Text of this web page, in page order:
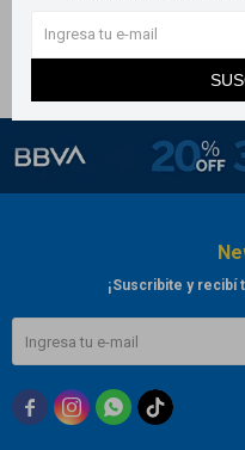
¡Suscribite y recibí
  